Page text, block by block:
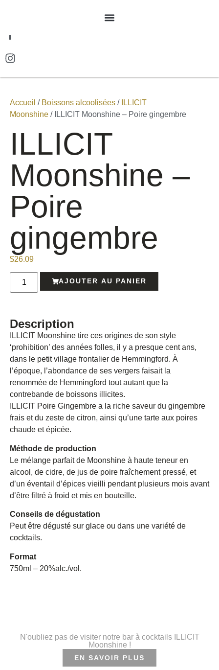
Accueil / Boissons alcoolisées / ILLICIT
Moonshine / ILLICIT Moonshine – Poire gingembre
ILLICIT
Moonshine –
Poire
gingembre
$26.09
AJOUTER AU PANIER
Description
ILLICIT Moonshine tire ces origines de son style
‘prohibition’ des années folles, il y a presque cent ans,
dans le petit village frontalier de Hemmingford. À
l’époque, l’abondance de ses vergers faisait la
renommée de Hemmingford tout autant que la
contrebande de boissons illicites.
ILLICIT Poire Gingembre a la riche saveur du gingembre
frais et du zeste de citron, ainsi qu’une tarte aux poires
chaude et épicée.
Méthode de production
Le mélange parfait de Moonshine à haute teneur en
alcool, de cidre, de jus de poire fraîchement pressé, et
d’un éventail d’épices vieilli pendant plusieurs mois avant
d’être filtré à froid et mis en bouteille.
Conseils de dégustation
Peut être dégusté sur glace ou dans une variété de
cocktails.
Format
750ml – 20%alc./vol.
N'oubliez pas de visiter notre bar à cocktails ILLICIT
Moonshine !
EN SAVOIR PLUS